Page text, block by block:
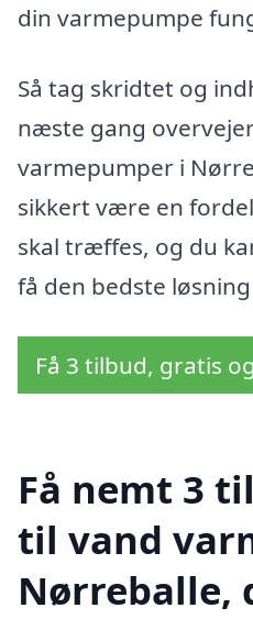
din varmepumpe
Så tag skridtet og
næste gang
varmepumper i
sikkert være en
skal træffes, og du
få den bedste
Få 3 tilbud, gratis
Få nemt 3
til vand
Nørreballe,